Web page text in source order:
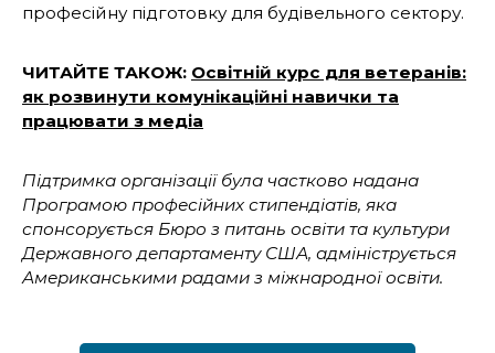
професійну підготовку для будівельного сектору.
ЧИТАЙТЕ ТАКОЖ: Освітній курс для ветеранів:
як розвинути комунікаційні навички та
працювати з медіа
Підтримка організації була частково надана
Програмою професійних стипендіатів, яка
спонсорується Бюро з питань освіти та культури
Державного департаменту США, адмініструється
Американськими радами з міжнародної освіти.